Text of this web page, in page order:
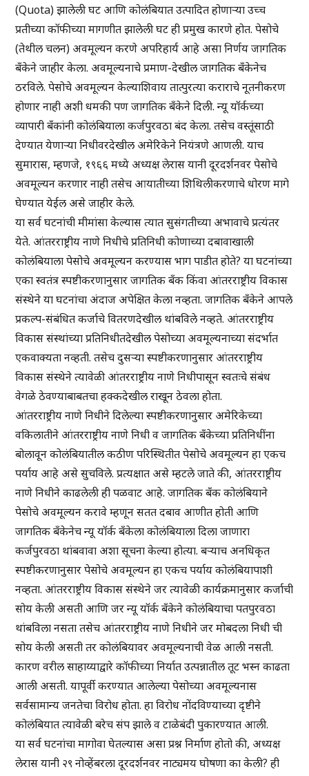
(Quota) झालेली घट आणि कोलंबियात उत्पादित होणाऱ्या उच्च
प्रतीच्या कॉफीच्या मागणीत झालेली घट ही प्रमुख कारणे होत. पेसोचे
(तेथील चलन) अवमूल्यन करणे अपरिहार्य आहे असा निर्णय जागतिक
बँकेने जाहीर केला. अवमूल्यनाचे प्रमाण-देखील जागतिक बँकेनेच
ठरविले. पेसोचे अवमूल्यन केल्याशिवाय तात्पुरत्या कराराचे नूतनीकरण
होणार नाही अशी धमकी पण जागतिक बँकेने दिली. न्यू यॉर्कच्या
व्यापारी बँकांनी कोलंबियाला कर्जपुरवठा बंद केला. तसेच वस्तूंसाठी
देण्यात येणाऱ्या निधीवरदेखील अमेरिकेने नियंत्रणे आणली. याच
सुमारास, म्हणजे, १९६६ मध्ये अध्यक्ष लेरास यानी दूरदर्शनवर पेसोचे
अवमूल्यन करणार नाही तसेच आयातीच्या शिथिलीकरणाचे धोरण मागे
घेण्यात येईल असे जाहीर केले.
या सर्व घटनांची मीमांसा केल्यास त्यात सुसंगतीच्या अभावाचे प्रत्यंतर
येते. आंतरराष्ट्रीय नाणे निधीचे प्रतिनिधी कोणाच्या दबावाखाली
कोलंबियाला पेसोचे अवमूल्यन करण्यास भाग पाडीत होते? या घटनांच्या
एका स्वतंत्र स्पष्टीकरणानुसार जागतिक बँक किंवा आंतरराष्ट्रीय विकास
संस्थेने या घटनांचा अंदाज अपेक्षित केला नव्हता. जागतिक बँकेने आपले
प्रकल्प-संबंधित कर्जाचे वितरणदेखील थांबविले नव्हते. आंतरराष्ट्रीय
विकास संस्थांच्या प्रतिनिधीतदेखील पेसोच्या अवमूल्यनाच्या संदर्भात
एकवाक्यता नव्हती. तसेच दुसऱ्या स्पष्टीकरणानुसार आंतरराष्ट्रीय
विकास संस्थेने त्यावेळी आंतरराष्ट्रीय नाणे निधीपासून स्वतःचे संबंध
वेगळे ठेवण्याबाबतचा हक्कदेखील राखून ठेवला होता.
आंतरराष्ट्रीय नाणे निधीने दिलेल्या स्पष्टीकरणानुसार अमेरिकेच्या
वकिलातीने आंतरराष्ट्रीय नाणे निधी व जागतिक बँकेच्या प्रतिनिधींना
बोलावून कोलंबियातील कठीण परिस्थितीत पेसोचे अवमूल्यन हा एकच
पर्याय आहे असे सुचविले. प्रत्यक्षात असे म्हटले जाते की, आंतरराष्ट्रीय
नाणे निधीने काढलेली ही पळवाट आहे. जागतिक बँक कोलंबियाने
पेसोचे अवमूल्यन करावे म्हणून सतत दबाव आणीत होती आणि
जागतिक बँकेनेच न्यू यॉर्क बँकेला कोलंबियाला दिला जाणारा
कर्जपुरवठा थांबवावा अशा सूचना केल्या होत्या. बऱ्याच अनधिकृत
स्पष्टीकरणानुसार पेसोचे अवमूल्यन हा एकच पर्याय कोलंबियापाशी
नव्हता. आंतरराष्ट्रीय विकास संस्थेने जर त्यावेळी कार्यक्रमानुसार कर्जाची
सोय केली असती आणि जर न्यू यॉर्क बँकेने कोलंबियाचा पतपुरवठा
थांबविला नसता तसेच आंतरराष्ट्रीय नाणे निधीने जर मोबदला निधी ची
सोय केली असती तर कोलंबियावर अवमूल्यनाची वेळ आली नसती.
कारण वरील साहाय्याद्वारे कॉफीच्या निर्यात उत्पन्नातील तूट भस्न काढता
आली असती. यापूर्वी करण्यात आलेल्या पेसोच्या अवमूल्यनास
सर्वसामान्य जनतेचा विरोध होता. हा विरोध नोंदविण्याच्या दृष्टीने
कोलंबियात त्यावेळी बरेच संप झाले व टाळेबंदी पुकारण्यात आली.
या सर्व घटनांचा मागोवा घेतल्यास असा प्रश्न निर्माण होतो की, अध्यक्ष
लेरास यानी २९ नोव्हेंबरला दूरदर्शनवर नाट्यमय घोषणा का केली? ही